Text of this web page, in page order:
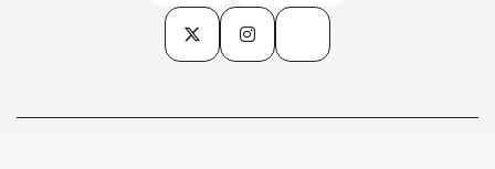
Twitter InstagramTikTok